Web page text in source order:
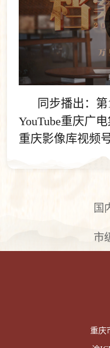
同步播出：
YouTube重庆广
重庆影像库视频
国
市
重庆